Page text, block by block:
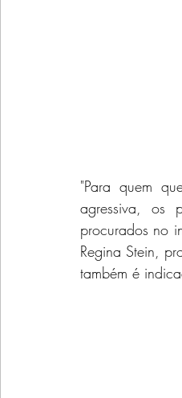
"Para quem
agressiva, os
procurados no
Regina Stein,
também é